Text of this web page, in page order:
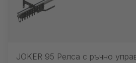
JOKER 95 Релса с ръчно